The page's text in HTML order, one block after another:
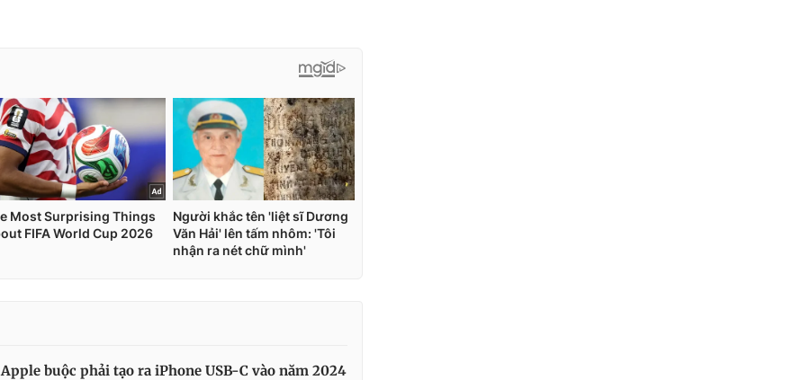
Apple buộc phải tạo ra iPhone USB-C vào năm 2024